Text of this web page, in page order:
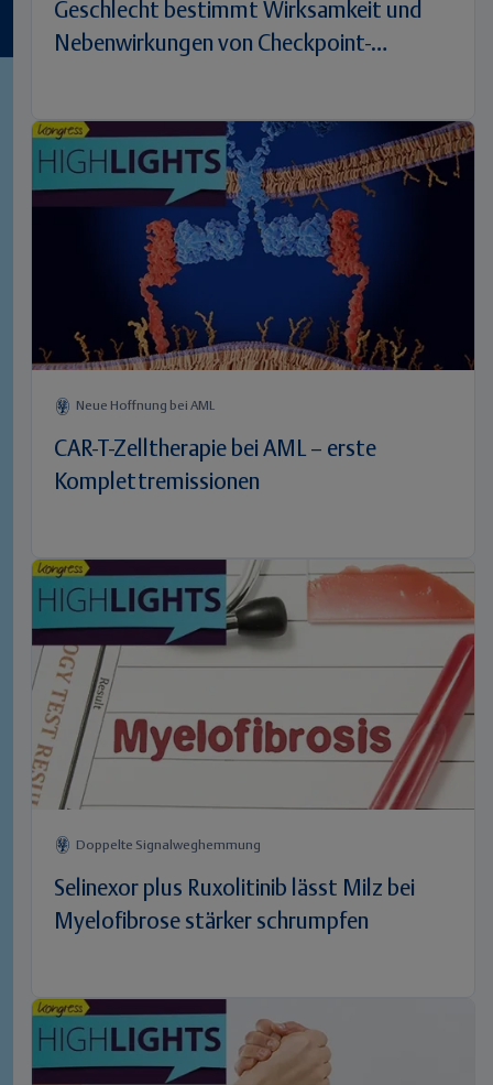
Geschlecht bestimmt Wirksamkeit und
Nebenwirkungen von Checkpoint-
Neue Hoffnung bei AML
CAR-T-Zelltherapie bei AML – erste
Komplettremissionen
Doppelte Signalweghemmung
Selinexor plus Ruxolitinib lässt Milz bei
Myelofibrose stärker schrumpfen